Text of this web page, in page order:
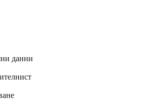
данни